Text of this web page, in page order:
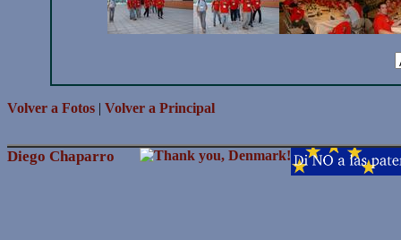
Volver a Fotos | Volver a Principal
Diego Chaparro